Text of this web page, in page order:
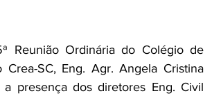
Reunião Ordinária do Colégio de
SC, Eng. Agr. Angela Cristina
presença dos diretores Eng. Civil